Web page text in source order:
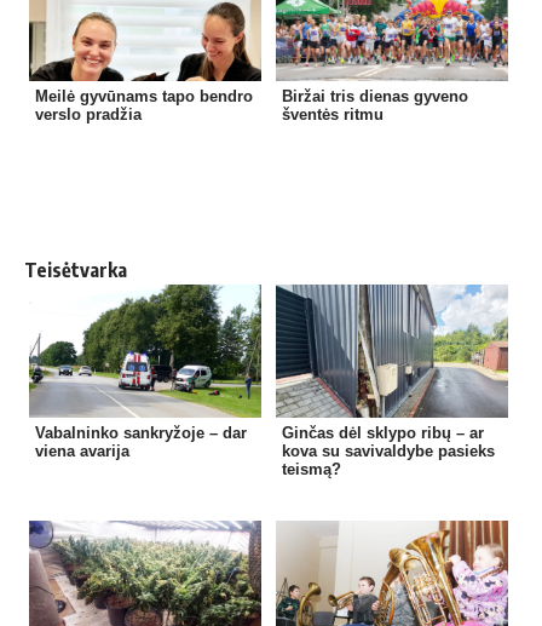
Meilė gyvūnams tapo bendro
verslo pradžia
Biržai tris dienas gyveno
šventės ritmu
Teisėtvarka
Vabalninko sankryžoje – dar
viena avarija
Ginčas dėl sklypo ribų – ar
kova su savivaldybe pasieks
teismą?